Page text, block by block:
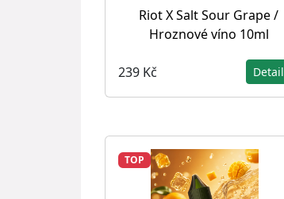
Riot X Salt Sour Grape /
Hroznové víno 10ml
239 Kč Detail
TOP